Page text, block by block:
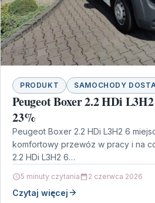
PRODUKT SAMOCHODY
Peugeot Boxer 2.2 HDi
23%
Peugeot Boxer 2.2 HDi L3H2 6
komfortowy przewóz w pracy i na
2.2 HDi L3H2 6…
5 minuty czytania 2 czerwca 2026
Czytaj więcej